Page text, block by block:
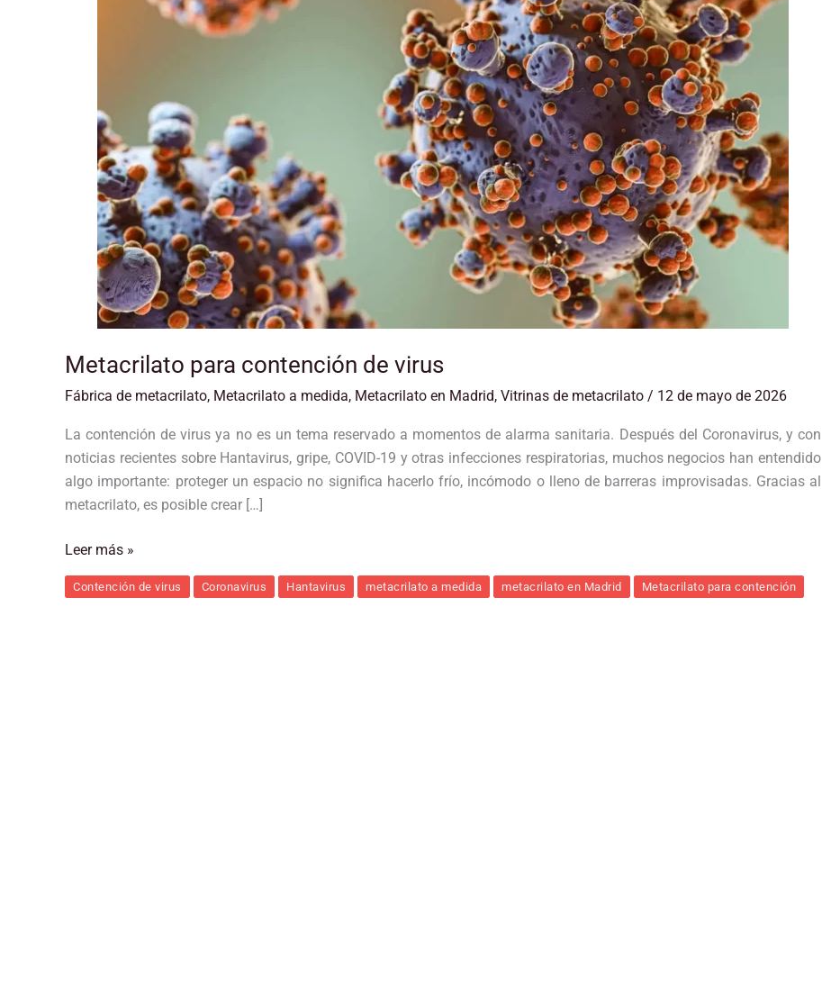
Metacrilato para contención de virus
Fábrica de metacrilato, Metacrilato a medida, Metacrilato en Madrid, Vitrinas de metacrilato / 12 de mayo de 2026
La contención de virus ya no es un tema reservado a momentos de alarma sanitaria. Después del Coronavirus, y con
noticias recientes sobre Hantavirus, gripe, COVID-19 y otras infecciones respiratorias, muchos negocios han entendido
algo importante: proteger un espacio no significa hacerlo frío, incómodo o lleno de barreras improvisadas. Gracias al
metacrilato, es posible crear […]
Leer más »
Contención de virus Coronavirus Hantavirus metacrilato a medida metacrilato en Madrid Metacrilato para contención